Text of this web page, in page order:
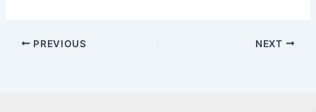
PREVIOUS NEXT